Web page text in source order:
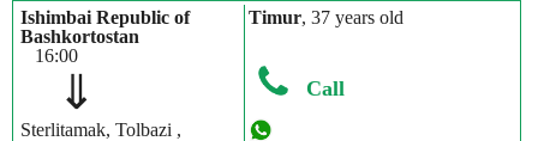
Ishimbai Republic of
Bashkortostan
16:00
⇓
Sterlitamak, Tolbazi ,
Timur, 37 years old
Call